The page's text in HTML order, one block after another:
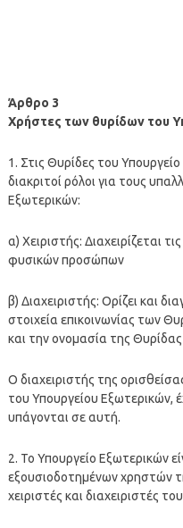
Άρθρο 3
Χρήστες των θυρίδων του
1. Στις Θυρίδες του
διακριτοί ρόλοι για τους
Εξωτερικών:
α) Χειριστής: Διαχειρίζεται
φυσικών προσώπων
β) Διαχειριστής: Ορίζει και
στοιχεία επικοινωνίας των
και την ονομασία της Θυρίδας
Ο διαχειριστής της
του Υπουργείου Εξωτερικών,
υπάγονται σε αυτή.
2. Το Υπουργείο Εξωτερικών
εξουσιοδοτημένων χρηστών
χειριστές και διαχειριστές